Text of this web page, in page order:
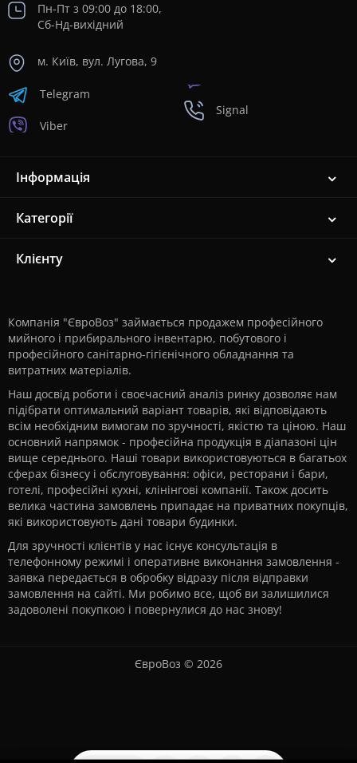
Пн-Пт з 09:00 до 18:00,
Сб-Нд-вихідний
м. Київ, вул. Лугова, 9
Telegram
Viber
Signal
Інформація
Категорії
Клієнту
Компанія "ЄвроВоз" займається продажем професійного
мийного і прибирального інвентарю, побутового і
професійного санітарно-гігієнічного обладнання та
витратних матеріалів.
Наш досвід роботи і своєчасний аналіз ринку дозволяє нам
підібрати оптимальний варіант товарів, які відповідають
всім необхідним вимогам по зручності, якістю та ціною. Наш
основний напрямок - професійна продукція в діапазоні цін
вище середнього. Наші товари використовуються в багатьох
сферах бізнесу і обслуговування: офіси, ресторани і бари,
готелі, професійні кухні, клінінгові компанії. Також досить
велика частина замовлень припадає на приватних покупців,
які використовують дані товари будинки.
Для зручності клієнтів у нас існує консультація в
телефонному режимі і оперативне виконання замовлення -
заявка передається в обробку відразу після відправки
замовлення на сайті. Ми робимо все, щоб ви залишилися
задоволені покупкою і повернулися до нас знову!
ЄвроВоз © 2026
використання файлів cookie.